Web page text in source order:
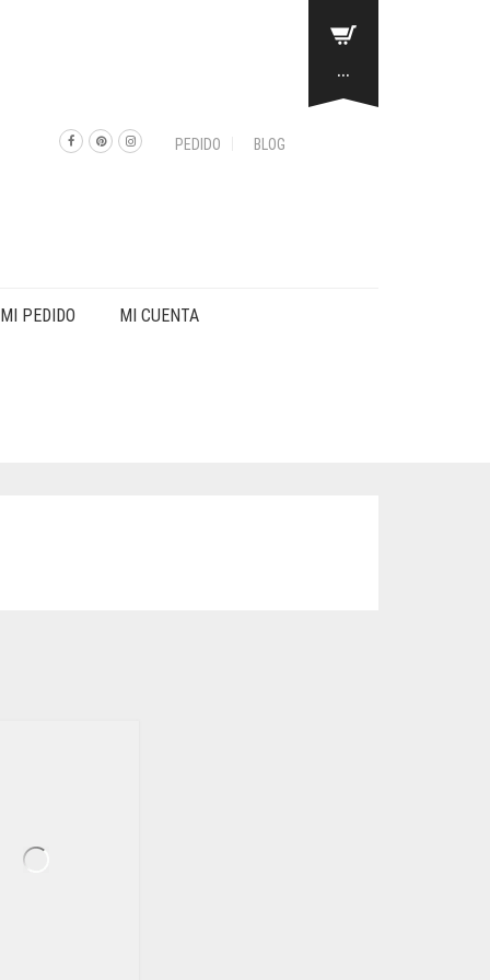
PEDIDO BLOG
...
MI PEDIDO MI CUENTA